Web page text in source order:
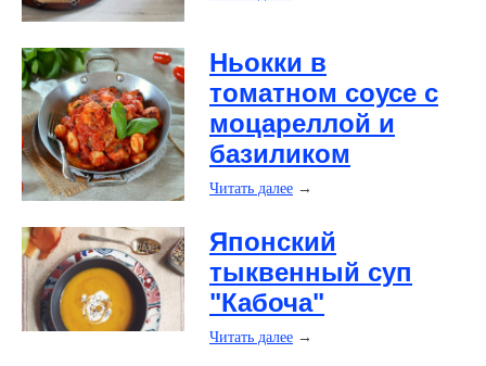
Ньокки в
томатном соусе с
моцареллой и
базиликом
Читать далее →
Японский
тыквенный суп
"Кабоча"
Читать далее →